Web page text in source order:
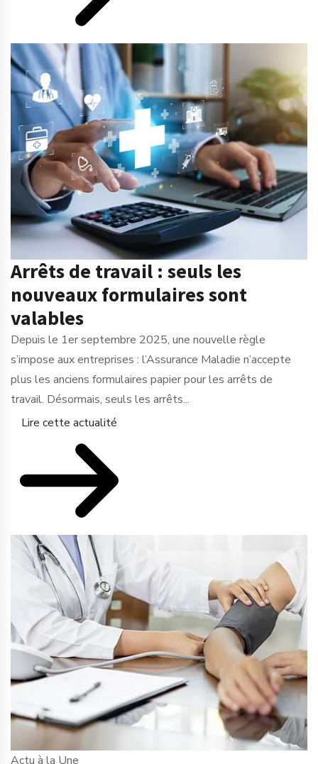
Arrêts de travail : seuls les
nouveaux formulaires sont
valables
Depuis le 1er septembre 2025, une nouvelle règle
s’impose aux entreprises : l’Assurance Maladie n’accepte
plus les anciens formulaires papier pour les arrêts de
travail. Désormais, seuls les arrêts...
Lire cette actualité
Actu à la Une